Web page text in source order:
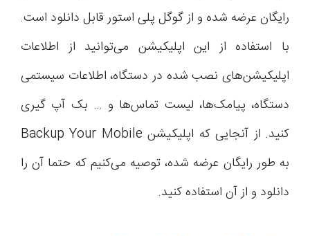
رایگان عرضه شده و از گوگل پلی استور قابل دانلود است.
با استفاده از این اپلیکیشن می‌توانید از اطلاعات
اپلیکیشن‌های نصب شده در دستگاه، اطلاعات سیستمی
دستگاه، پیامک‌ها، لیست تماس‌ها و … بک آپ گیری
کنید. از آنجایی که اپلیکیشن Backup Your Mobile
به طور رایگان عرضه شده، توصیه می‌کنیم که حتما آن را
دانلود و از آن استفاده کنید.